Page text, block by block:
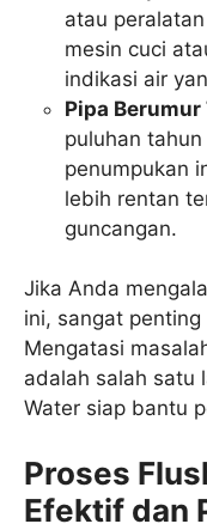
atau
mesin cuci
indikasi air
Pipa Berumur
puluhan
penumpukan
lebih rentan
guncangan.
Jika Anda
ini, sangat
Mengatasi
adalah salah satu
Water siap bantu
Proses
Efektif dan